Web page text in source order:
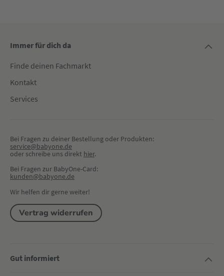
Immer für dich da
Finde deinen Fachmarkt
Kontakt
Services
Bei Fragen zu deiner Bestellung oder Produkten:
service@babyone.de
oder schreibe uns direkt hier.
Bei Fragen zur BabyOne-Card:
kunden@babyone.de
Wir helfen dir gerne weiter!
Vertrag widerrufen
Gut informiert